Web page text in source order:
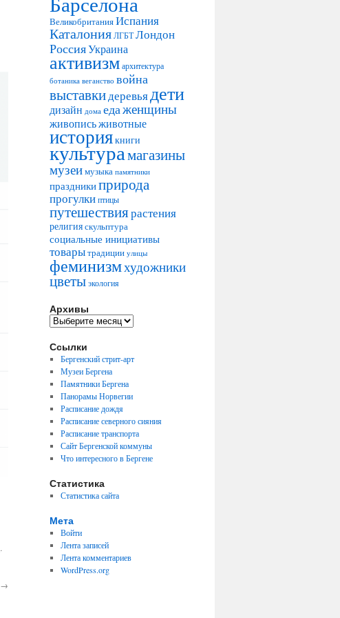
.
→
ВеликобританияИспания
Каталония ЛГБТ Лондон
РоссияУкраина
активизм архитектура
ботаника веганство война
выставкидеревьядети
дизайн дома едаженщины
живописьживотные
историякниги
культурамагазины
музеимузыка памятники
праздникиприрода
прогулкиптицы
путешествиярастения
религияскульптура
социальные инициативы
товарытрадиции улицы
феминизмхудожники
цветы экология
Архивы
Архивы
Ссылки
Бергенский стрит-арт
Музеи Бергена
Памятники Бергена
Панорамы Норвегии
Расписание дождя
Расписание северного сияния
Расписание транспорта
Сайт Бергенской коммуны
Что интересного в Бергене
Статистика
Статистика сайта
Мета
Войти
Лента записей
Лента комментариев
WordPress.org